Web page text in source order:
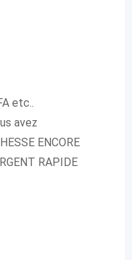
etc..
avez
ENCORE
RAPIDE